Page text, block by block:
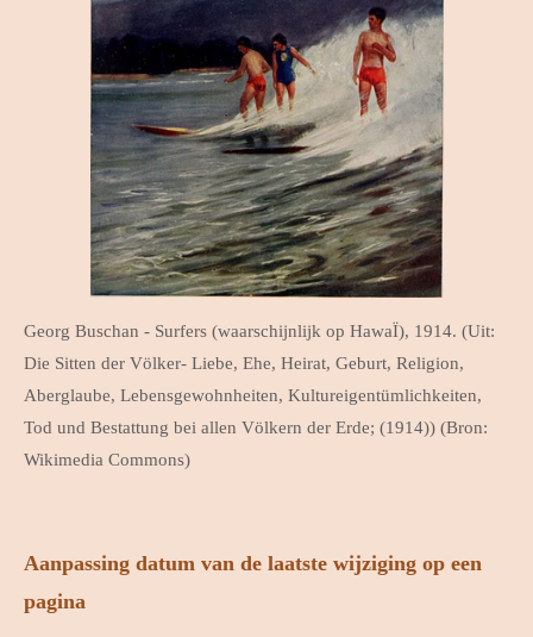
Georg Buschan - Surfers (waarschijnlijk op HawaÏ), 1914. (Uit:
Die Sitten der Völker- Liebe, Ehe, Heirat, Geburt, Religion,
Aberglaube, Lebensgewohnheiten, Kultureigentümlichkeiten,
Tod und Bestattung bei allen Völkern der Erde; (1914)) (Bron:
Wikimedia Commons)
Aanpassing datum van de laatste wijziging op een
pagina